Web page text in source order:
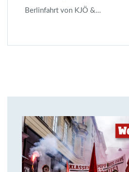
Berlinfahrt von KJÖ &…
14. Juli 2018